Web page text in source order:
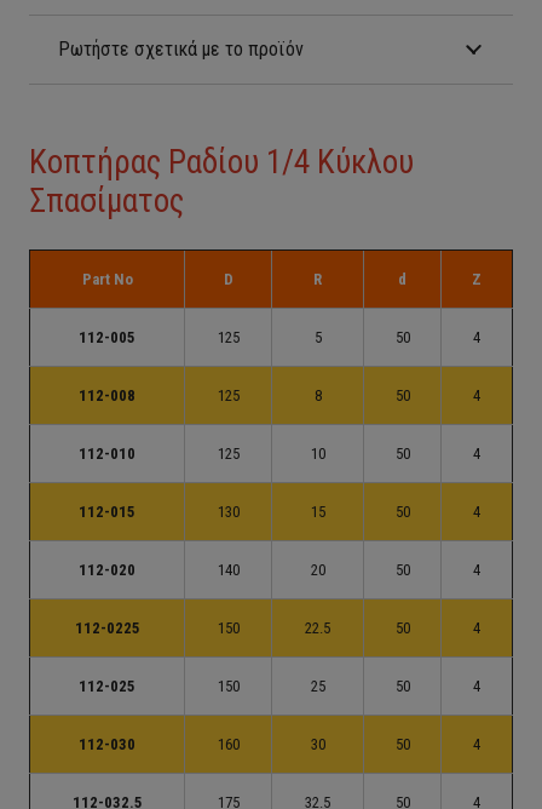
Ρωτήστε σχετικά με το προϊόν
Κοπτήρας Ραδίου 1/4 Κύκλου
Σπασίματος
Part No D R d Z
112-005 125 5 50 4
112-008 125 8 50 4
112-010 125 10 50 4
112-015 130 15 50 4
112-020 140 20 50 4
112-0225 150 22.5 50 4
112-025 150 25 50 4
112-030 160 30 50 4
112-032.5 175 32.5 50 4